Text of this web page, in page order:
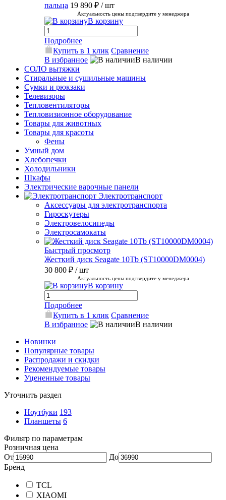
пальца 19 890 ₽ / шт
Актуальность цены подтвердите у менеджера
В корзину
Подробнее
Купить в 1 клик Сравнение
В избранное
В наличии
СОЛО вытяжки
Стиральные и сушильные машины
Сумки и рюкзаки
Телевизоры
Тепловентиляторы
Тепловизионное оборудование
Товары для животных
Товары для красоты
Фены
Умный дом
Хлебопечки
Холодильники
Шкафы
Электрические варочные панели
Электротранспорт
Аксессуары для электротранспорта
Гироскутеры
Электровелосипеды
Электросамокаты
Быстрый просмотр
Жесткий диск Seagate 10Tb (ST10000DM0004)
30 800 ₽ / шт
Актуальность цены подтвердите у менеджера
В корзину
Подробнее
Купить в 1 клик Сравнение
В избранное
В наличии
Новинки
Популярные товары
Распродажи и скидки
Рекомендуемые товары
Уцененные товары
Уточнить раздел
Ноутбуки 193
Планшеты 6
Фильтр по параметрам
Розничная цена
От
До
Бренд
TCL
XIAOMI